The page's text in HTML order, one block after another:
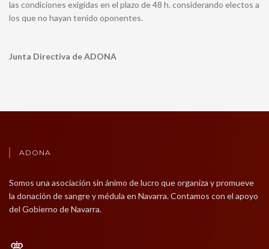
las condiciones exigidas en el plazo de 48 h. considerando electos a
los que no hayan tenido oponentes.
Junta Directiva de ADONA
ADONA
Somos una asociación sin ánimo de lucro que organiza y promueve
la donación de sangre y médula en Navarra. Contamos con el apoyo
del Gobierno de Navarra.